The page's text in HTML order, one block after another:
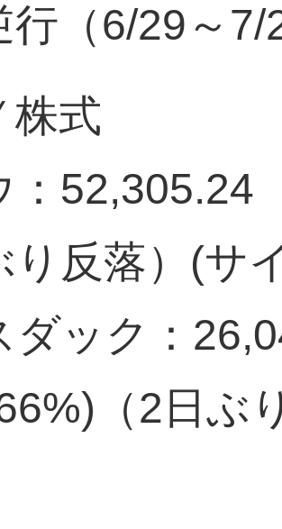
行（6/29～7/
株式
：
り反落）(サ
ダック：
（2日ぶ